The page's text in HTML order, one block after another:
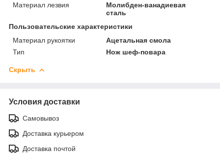
Материал лезвия
Молибден-ванадиевая
сталь
Пользовательские характеристики
Материал рукоятки
Ацетальная смола
Тип
Нож шеф-повара
Скрыть
Условия доставки
Самовывоз
Доставка курьером
Доставка почтой